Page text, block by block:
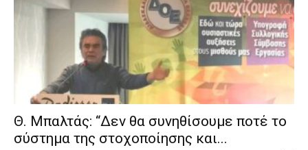
Θ. Μπαλτάς: “Δεν θα συνηθίσουμε ποτέ το
σύστημα της στοχοποίησης και...